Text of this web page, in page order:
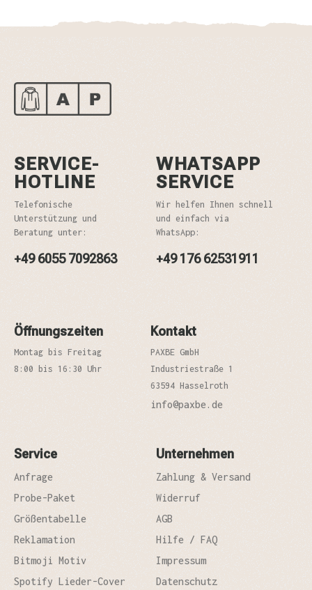
SERVICE-
HOTLINE
Telefonische
Unterstützung und
Beratung unter:
+49 6055 7092863
WHATSAPP
SERVICE
Wir helfen Ihnen schnell
und einfach via
WhatsApp:
+49 176 62531911
Öffnungszeiten
Montag bis Freitag
8:00 bis 16:30 Uhr
Kontakt
PAXBE GmbH
Industriestraße 1
63594 Hasselroth
info@paxbe.de
Service
Anfrage
Probe-Paket
Größentabelle
Reklamation
Bitmoji Motiv
Spotify Lieder-Cover
Unternehmen
Zahlung & Versand
Widerruf
AGB
Hilfe / FAQ
Impressum
Datenschutz